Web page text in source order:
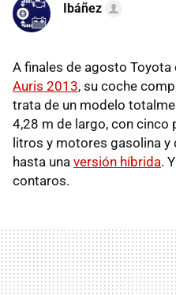
Ibáñez
A finales de agosto Toyota
Auris 2013, su coche
trata de un modelo
4,28 m de largo, con cinco
litros y motores gasolina y
hasta una versión híbrida.
contaros.